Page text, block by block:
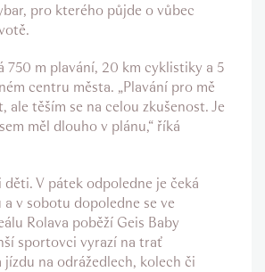
pro kterého půjde o vůbec
750 m plavání, 20 km cyklistiky a 5
centru města. „Plavání pro mě
ale těším se na celou zkušenost. Je
měl dlouho v plánu,“ říká
děti. V pátek odpoledne je čeká
a v sobotu dopoledne se ve
Rolava poběží Geis Baby
sportovci vyrazí na trať
na odrážedlech, kolech či